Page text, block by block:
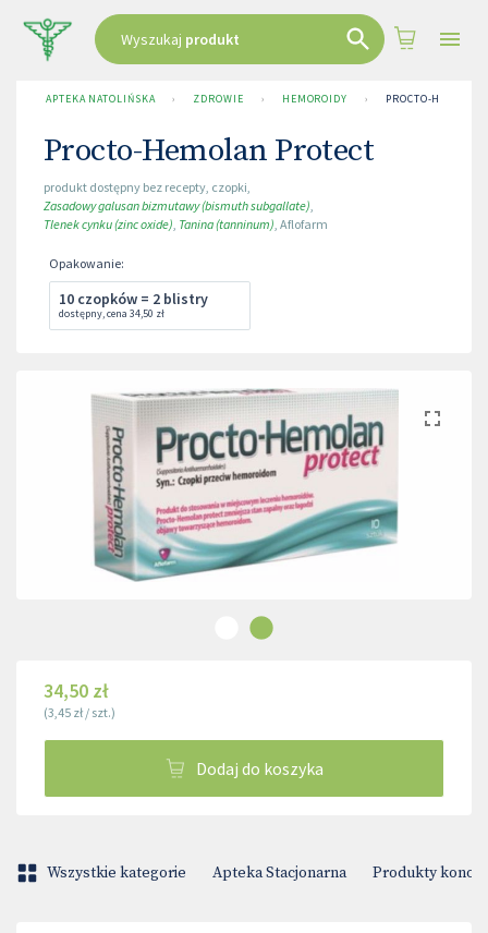
Wyszukaj produkt
APTEKA NATOLIŃSKA › ZDROWIE › HEMOROIDY › PROCTO-HEMOLAN
Procto-Hemolan Protect
produkt dostępny bez recepty, czopki,
Zasadowy galusan bizmutawy (bismuth subgallate),
Tlenek cynku (zinc oxide), Tanina (tanninum), Aflofarm
Opakowanie:
10 czopków = 2 blistry
dostępny,cena 34,50 zł
34,50 zł
(3,45 zł / szt.)
Dodaj do koszyka
Wszystkie kategorie Apteka Stacjonarna Produkty